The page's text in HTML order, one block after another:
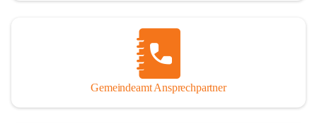
Gemeindeamt Ansprechpartner